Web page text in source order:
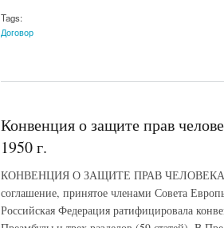
Tags:
Договор
Конвенция о защите прав
1950 г.
КОНВЕНЦИЯ О ЗАЩИТЕ ПРАВ
соглашение, принятое членами Совета
Российская Федерация ратифицировала